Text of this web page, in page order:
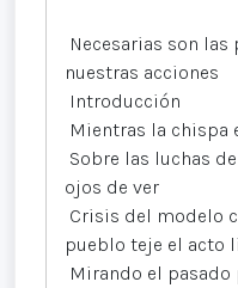
Necesarias son las
nuestras acciones
Introducción
Mientras la chispa
Sobre las luchas
ojos de ver
Crisis del modelo
pueblo teje el acto
Mirando el pasado